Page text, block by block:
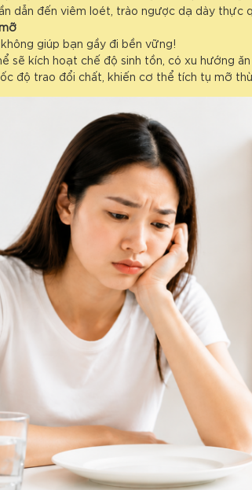
dẫn đến viêm loét, trào ngược dạ dày thực
giúp bạn gầy đi bền vững!
sẽ kích hoạt chế độ sinh tồn, có xu hướng
độ trao đổi chất, khiến cơ thể tích tụ mỡ